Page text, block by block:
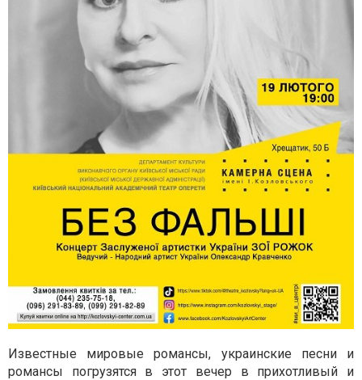
Известные мировые романсы, украинские песни и
романсы погрузятся в этот вечер в прихотливый и